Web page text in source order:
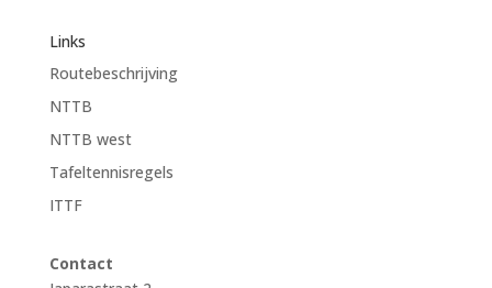
Links
Routebeschrijving
NTTB
NTTB west
Tafeltennisregels
ITTF
Contact